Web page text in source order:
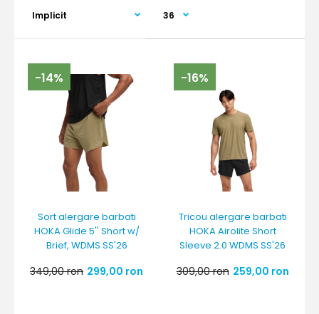
-14%
Sort alergare barbati
HOKA Glide 5'' Short w/
Brief, WDMS SS'26
349,00 ron 299,00 ron
-16%
Tricou alergare barbati
HOKA Airolite Short
Sleeve 2.0 WDMS SS'26
309,00 ron 259,00 ron